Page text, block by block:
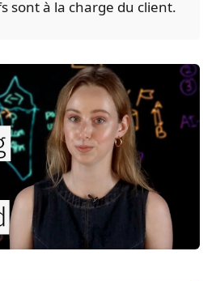
sont à la charge du client.